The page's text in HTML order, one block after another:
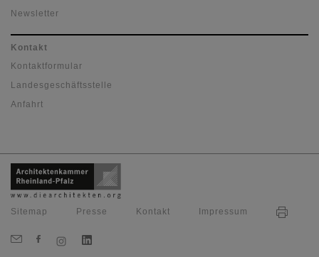
Newsletter
Kontakt
Kontaktformular
Landesgeschäftsstelle
Anfahrt
Sitemap Presse Kontakt Impressum